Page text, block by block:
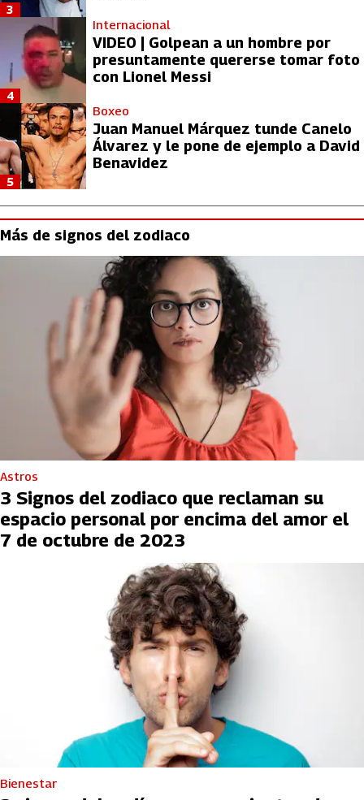
3
Internacional
VIDEO | Golpean a un hombre por
presuntamente quererse tomar foto
con Lionel Messi
4
Boxeo
Juan Manuel Márquez tunde Canelo
Álvarez y le pone de ejemplo a David
Benavidez
5
Más de signos del zodiaco
Astros
3 Signos del zodiaco que reclaman su
espacio personal por encima del amor el
7 de octubre de 2023
Bienestar